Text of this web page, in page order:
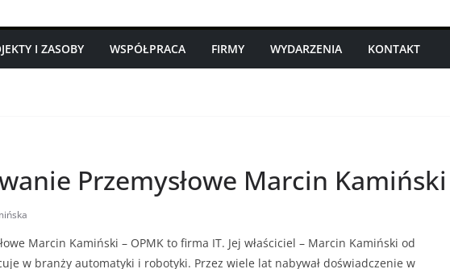
I ZASOBY WSPÓŁPRACA FIRMY WYDARZENIA KONTAKT
Przemysłowe Marcin Kamiński
Marcin Kamiński – OPMK to firma IT. Jej właściciel – Marcin Kamiński od
w branży automatyki i robotyki. Przez wiele lat nabywał doświadczenie w